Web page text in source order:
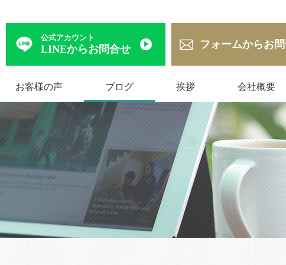
フォームからお
公式アカウント
LINEからお問合せ
お客様の声 ブログ 挨拶 会社概要